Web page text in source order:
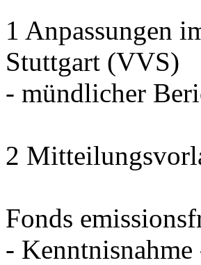
1 Anpassungen
Stuttgart (VVS)
- mündlicher
2
Fonds
- Kenntnisnahme